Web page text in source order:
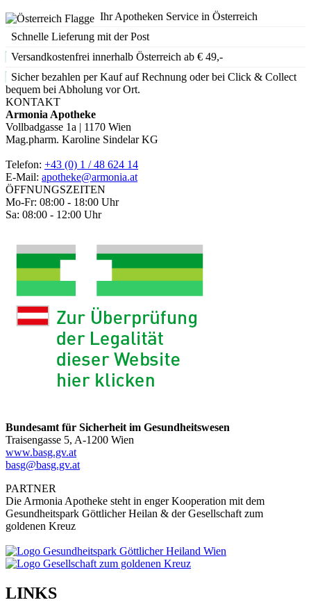
Ihr Apotheken Service in Österreich
Schnelle Lieferung mit der Post
Versandkostenfrei innerhalb Österreich ab € 49,-
Sicher bezahlen per Kauf auf Rechnung oder bei Click & Collect
bequem bei Abholung vor Ort.
KONTAKT
Armonia Apotheke
Vollbadgasse 1a | 1170 Wien
Mag.pharm. Karoline Sindelar KG
Telefon: +43 (0) 1 / 48 624 14
E-Mail: apotheke@armonia.at
ÖFFNUNGSZEITEN
Mo-Fr: 08:00 - 18:00 Uhr
Sa: 08:00 - 12:00 Uhr
Bundesamt für Sicherheit im Gesundheitswesen
Traisengasse 5, A-1200 Wien
www.basg.gv.at
basg@basg.gv.at
PARTNER
Die Armonia Apotheke steht in enger Kooperation mit dem
Gesundheitspark Göttlicher Heilan & der Gesellschaft zum
goldenen Kreuz
LINKS